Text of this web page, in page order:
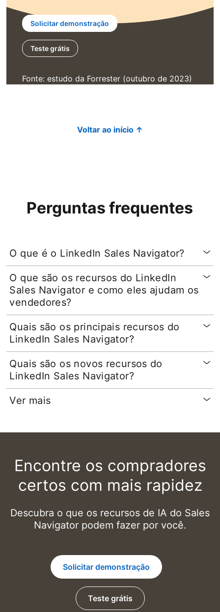
Solicitar demonstração
Teste grátisopens in a new tab
Fonte: estudo da Forrester (outubro de 2023)
Voltar ao início ↑
Perguntas frequentes
O que é o LinkedIn Sales Navigator?
O que são os recursos do LinkedIn
Sales Navigator e como eles ajudam os
vendedores?
Quais são os principais recursos do
LinkedIn Sales Navigator?
Quais são os novos recursos do
LinkedIn Sales Navigator?
Ver mais
Encontre os compradores
certos com mais rapidez
Descubra o que os recursos de IA do Sales
Navigator podem fazer por você.
Solicitar demonstração
Teste grátisopens in a new tab